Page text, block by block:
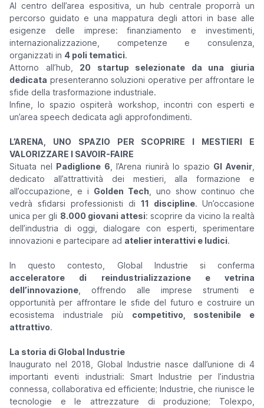
Al centro dell’area espositiva, un hub centrale proporrà un
percorso guidato e una mappatura degli attori in base alle
esigenze delle imprese: finanziamento e investimenti,
internazionalizzazione, competenze e consulenza,
organizzati in 4 poli tematici.
Attorno all’hub, 20 startup selezionate da una giuria
dedicata presenteranno soluzioni operative per affrontare le
sfide della trasformazione industriale.
Infine, lo spazio ospiterà workshop, incontri con esperti e
un’area speech dedicata agli approfondimenti.
L’ARENA, UNO SPAZIO PER SCOPRIRE I MESTIERI E
VALORIZZARE I SAVOIR-FAIRE
Situata nel Padiglione 6 , l’Arena riunirà lo spazio GI Avenir
dedicato all’attrattività dei mestieri, alla formazione e
all’occupazione, e i Golden Tech , uno show continuo che
vedrà sfidarsi professionisti di 11 discipline. Un’occasione
unica per gli 8.000 giovani attesi: scoprire da vicino la realtà
dell’industria di oggi, dialogare con esperti, sperimentare
innovazioni e partecipare ad atelier interattivi e ludici.
In questo contesto, Global Industrie si conferma
acceleratore di reindustrializzazione e vetrina
dell’innovazione , offrendo alle imprese strumenti e
opportunità per affrontare le sfide del futuro e costruire un
ecosistema industriale più competitivo, sostenibile e
attrattivo.
La storia di Global Industrie
Inaugurato nel 2018, Global Industrie nasce dall’unione di 4
importanti eventi industriali: Smart Industrie per l’industria
connessa, collaborativa ed efficiente; Industrie, che riunisce le
tecnologie e le attrezzature di produzione; Tolexpo,